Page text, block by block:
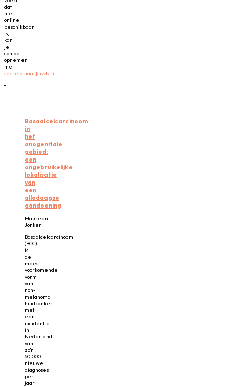
dat
niet
online
beschikbaar
is,
kan
je
contact
opnemen
met
secretariaat@nvdv.nl.
Basaalcelcarcinoom
in
het
anogenitale
gebied:
een
ongebruikelijke
lokalisatie
van
een
alledaagse
aandoening
Maureen
Jonker
Basaalcelcarcinoom
(BCC)
is
de
meest
voorkomende
vorm
van
non-
melanoma
huidkanker
met
een
incidentie
in
Nederland
van
zo’n
50.000
nieuwe
diagnoses
per
jaar.